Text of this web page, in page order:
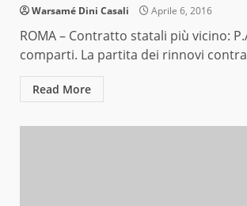
Warsamé Dini Casali Aprile 6, 2016
ROMA – Contratto statali più vicino:
comparti. La partita dei rinnovi
Read More